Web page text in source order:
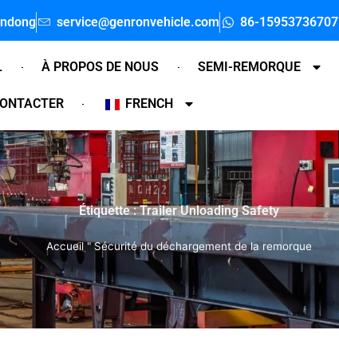
service@genronvehicle.com 86-15953736707
À PROPOS DE NOUS SEMI-REMORQUE
FRENCH
Étiquette : Trailer Unloading Safety
Accueil"Sécurité du déchargement de la remorque